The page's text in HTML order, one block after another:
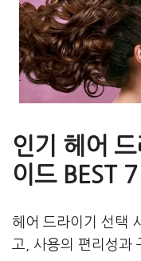
인기 헤어
이드 BEST 7
헤어 드라이기 선택
고, 사용의 편리성과